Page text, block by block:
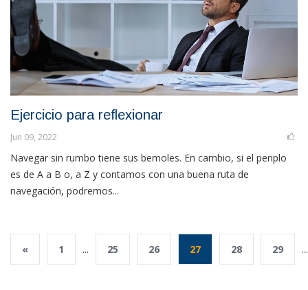
Ejercicio para reflexionar
Jun 09, 2022
Navegar sin rumbo tiene sus bemoles. En cambio, si el periplo
es de A a B o, a Z y contamos con una buena ruta de
navegación, podremos...
« 1 ... 25 26 27 28 29 ...